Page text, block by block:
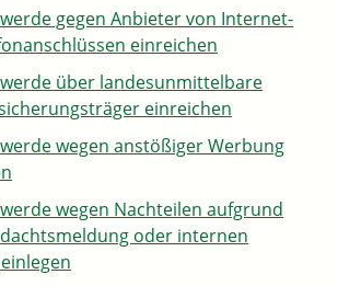
gegen Anbieter von Internet-
einreichen
über landesunmittelbare
einreichen
wegen anstößiger Werbung
wegen Nachteilen aufgrund
oder internen